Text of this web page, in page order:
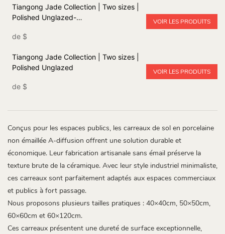
Tiangong Jade Collection | Two sizes |
Polished Unglazed-
de $
VOIR LES PRODUITS
Tiangong Jade Collection | Two sizes |
Polished Unglazed
de $
VOIR LES PRODUITS
Conçus pour les espaces publics, les carreaux de sol en porcelaine
non émaillée A-diffusion offrent une solution durable et
économique. Leur fabrication artisanale sans émail préserve la
texture brute de la céramique. Avec leur style industriel minimaliste,
ces carreaux sont parfaitement adaptés aux espaces commerciaux
et publics à fort passage.
Nous proposons plusieurs tailles pratiques : 40×40cm, 50×50cm,
60×60cm et 60×120cm.
Ces carreaux présentent une dureté de surface exceptionnelle,